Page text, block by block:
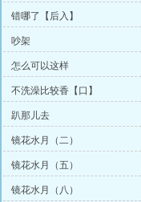
错哪了【后入】
吵架
怎么可以这样
不洗澡比较香【口】
趴那儿去
镜花水月（二）
镜花水月（五）
镜花水月（八）